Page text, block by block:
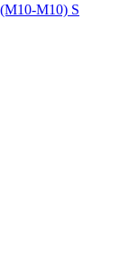
M10) S